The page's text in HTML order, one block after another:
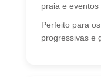
praia e eventos
Perfeito para
progressivas e